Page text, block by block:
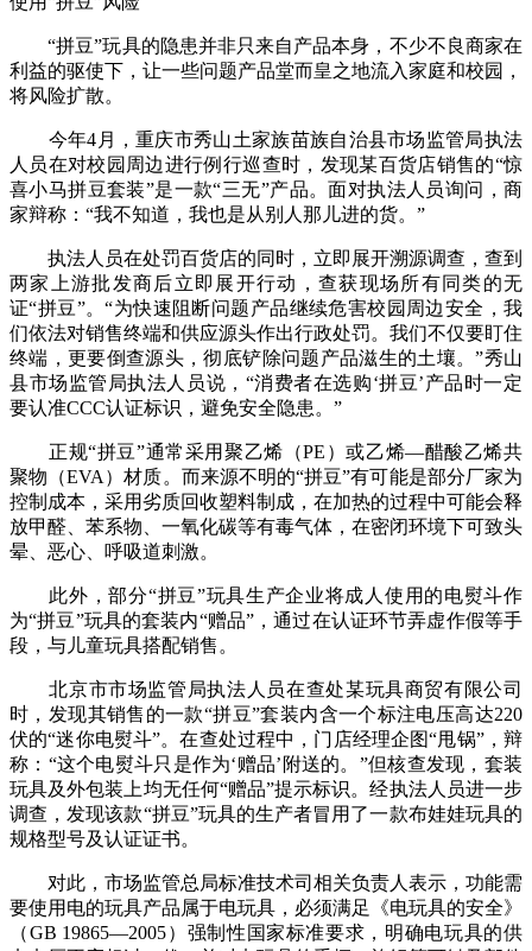
“拼豆”玩具的隐患并非只来自产品本身，不少不良商家在
利益的驱使下，让一些问题产品堂而皇之地流入家庭和校园，
将风险扩散。
今年4月，重庆市秀山土家族苗族自治县市场监管局执法
人员在对校园周边进行例行巡查时，发现某百货店销售的“惊
喜小马拼豆套装”是一款“三无”产品。面对执法人员询问，商
家辩称：“我不知道，我也是从别人那儿进的货。”
执法人员在处罚百货店的同时，立即展开溯源调查，查到
两家上游批发商后立即展开行动，查获现场所有同类的无
证“拼豆”。“为快速阻断问题产品继续危害校园周边安全，我
们依法对销售终端和供应源头作出行政处罚。我们不仅要盯住
终端，更要倒查源头，彻底铲除问题产品滋生的土壤。”秀山
县市场监管局执法人员说，“消费者在选购‘拼豆’产品时一定
要认准CCC认证标识，避免安全隐患。”
正规“拼豆”通常采用聚乙烯（PE）或乙烯—醋酸乙烯共
聚物（EVA）材质。而来源不明的“拼豆”有可能是部分厂家为
控制成本，采用劣质回收塑料制成，在加热的过程中可能会释
放甲醛、苯系物、一氧化碳等有毒气体，在密闭环境下可致头
晕、恶心、呼吸道刺激。
此外，部分“拼豆”玩具生产企业将成人使用的电熨斗作
为“拼豆”玩具的套装内“赠品”，通过在认证环节弄虚作假等手
段，与儿童玩具搭配销售。
北京市市场监管局执法人员在查处某玩具商贸有限公司
时，发现其销售的一款“拼豆”套装内含一个标注电压高达220
伏的“迷你电熨斗”。在查处过程中，门店经理企图“甩锅”，辩
称：“这个电熨斗只是作为‘赠品’附送的。”但核查发现，套装
玩具及外包装上均无任何“赠品”提示标识。经执法人员进一步
调查，发现该款“拼豆”玩具的生产者冒用了一款布娃娃玩具的
规格型号及认证证书。
对此，市场监管总局标准技术司相关负责人表示，功能需
要使用电的玩具产品属于电玩具，必须满足《电玩具的安全》
（GB 19865—2005）强制性国家标准要求，明确电玩具的供